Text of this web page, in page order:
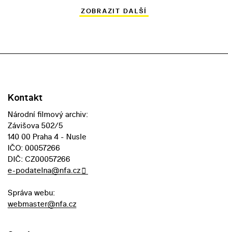
ZOBRAZIT DALŠÍ
Kontakt
Národní filmový archiv:
Závišova 502/5
140 00 Praha 4 - Nusle
IČO: 00057266
DIČ: CZ00057266
e-podatelna@nfa.cz
Správa webu:
webmaster@nfa.cz